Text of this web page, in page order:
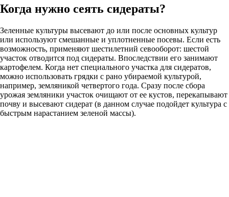
Когда нужно сеять сидераты?
Зеленные культуры высевают до или после основных культур
или используют смешанные и уплотненные посевы. Если есть
возможность, применяют шестилетний севооборот: шестой
участок отводится под сидераты. Впоследствии его занимают
картофелем. Когда нет специального участка для сидератов,
можно использовать грядки с рано убираемой культурой,
например, земляникой четвертого года. Сразу после сбора
урожая земляники участок очищают от ее кустов, перекапывают
почву и высевают сидерат (в данном случае подойдет культура с
быстрым нарастанием зеленой массы).